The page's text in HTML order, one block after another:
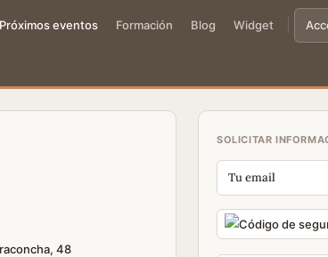
Próximos eventos Formación Blog Widget
48
SOLICITAR